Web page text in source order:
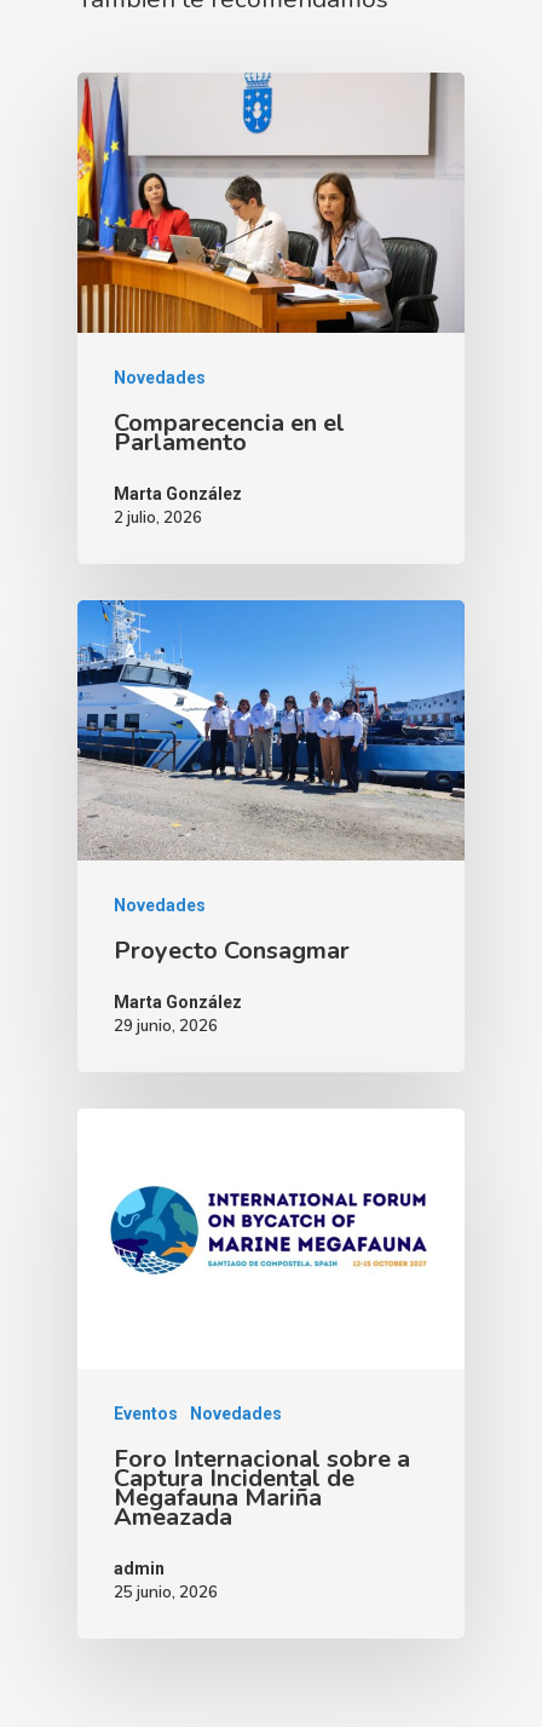
Novedades
Comparecencia en el
Parlamento
Marta González
2 julio, 2026
Novedades
Proyecto Consagmar
Marta González
29 junio, 2026
Eventos Novedades
Foro Internacional sobre a
Captura Incidental de
Megafauna Mariña
Ameazada
admin
25 junio, 2026